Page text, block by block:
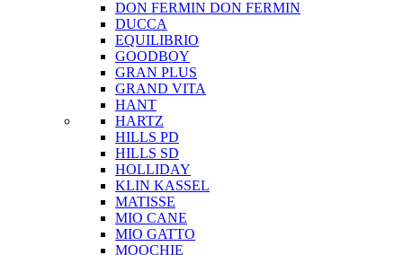
DON FERMIN DON FERMIN
DUCCA
EQUILIBRIO
GOODBOY
GRAN PLUS
GRAND VITA
HANT
HARTZ
HILLS PD
HILLS SD
HOLLIDAY
KLIN KASSEL
MATISSE
MIO CANE
MIO GATTO
MOOCHIE